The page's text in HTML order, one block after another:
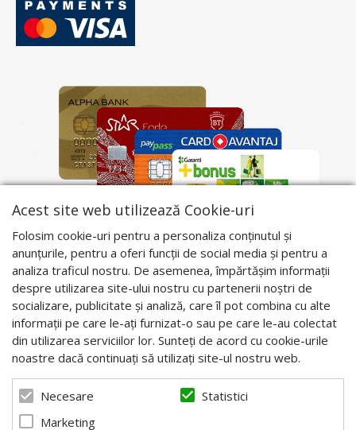
Acest site web utilizează Cookie-uri
Folosim cookie-uri pentru a personaliza conținutul și
anunțurile, pentru a oferi funcții de social media și pentru a
analiza traficul nostru. De asemenea, împărtășim informații
despre utilizarea site-ului nostru cu partenerii noștri de
socializare, publicitate și analiză, care îl pot combina cu alte
informații pe care le-ați furnizat-o sau pe care le-au colectat
din utilizarea serviciilor lor. Sunteți de acord cu cookie-urile
noastre dacă continuați să utilizați site-ul nostru web.
Necesare
Statistici
Marketing